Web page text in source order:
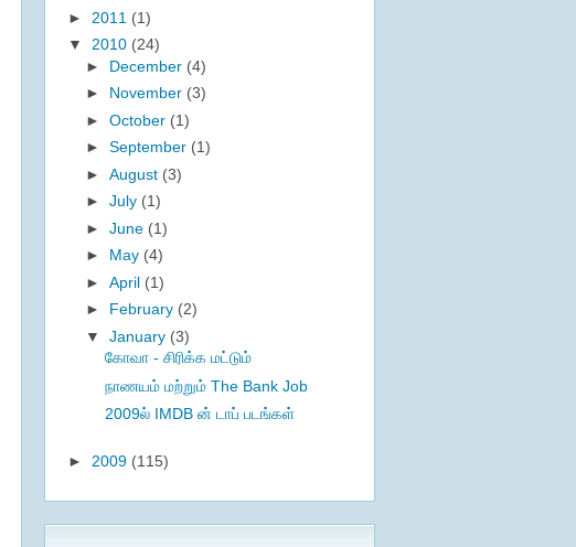
► 2011 (1)
▼ 2010 (24)
► December (4)
► November (3)
►October (1)
►September (1)
►August (3)
►July (1)
►June (1)
► May (4)
►April (1)
► February (2)
▼January (3)
கோவா - சிரிக்க மட்டும்
நாணயம் மற்றும் The Bank Job
2009ல் IMDB ன் டாப் படங்கள்
► 2009 (115)